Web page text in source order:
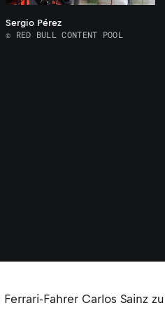
Sergio Pérez
© RED BULL CONTENT POOL
Fahrer Carlos Sainz